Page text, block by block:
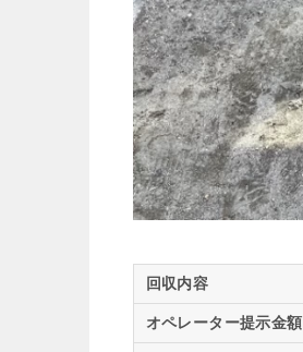
回収内容
オペレーター提示金額